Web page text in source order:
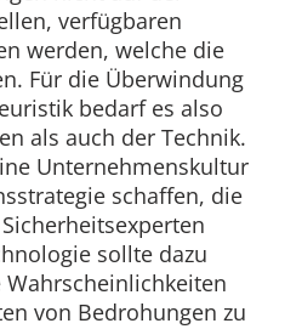
verfügbaren
werden, welche die
Für die Überwindung
bedarf es also
als auch der Technik.
Unternehmenskultur
schaffen, die
sollte dazu
von Bedrohungen zu